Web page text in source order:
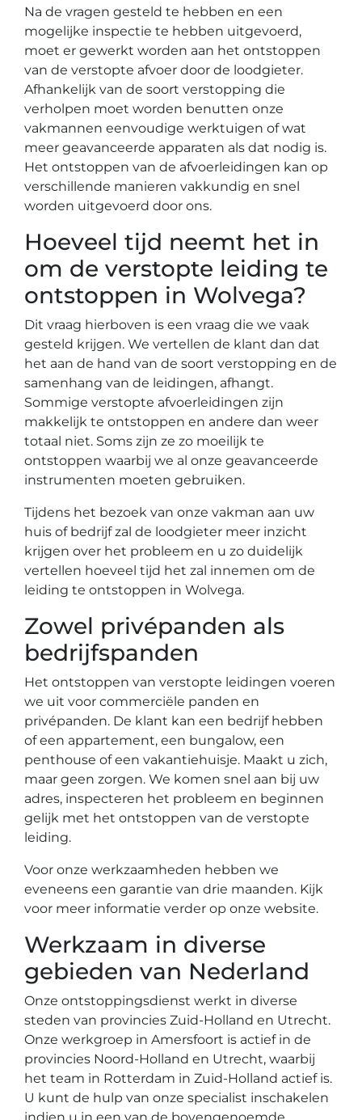
Na de vragen gesteld te hebben en een
mogelijke inspectie te hebben uitgevoerd,
moet er gewerkt worden aan het ontstoppen
van de verstopte afvoer door de loodgieter.
Afhankelijk van de soort verstopping die
verholpen moet worden benutten onze
vakmannen eenvoudige werktuigen of wat
meer geavanceerde apparaten als dat nodig is.
Het ontstoppen van de afvoerleidingen kan op
verschillende manieren vakkundig en snel
worden uitgevoerd door ons.
Hoeveel tijd neemt het in
om de verstopte leiding te
ontstoppen in Wolvega?
Dit vraag hierboven is een vraag die we vaak
gesteld krijgen. We vertellen de klant dan dat
het aan de hand van de soort verstopping en de
samenhang van de leidingen, afhangt.
Sommige verstopte afvoerleidingen zijn
makkelijk te ontstoppen en andere dan weer
totaal niet. Soms zijn ze zo moeilijk te
ontstoppen waarbij we al onze geavanceerde
instrumenten moeten gebruiken.
Tijdens het bezoek van onze vakman aan uw
huis of bedrijf zal de loodgieter meer inzicht
krijgen over het probleem en u zo duidelijk
vertellen hoeveel tijd het zal innemen om de
leiding te ontstoppen in Wolvega.
Zowel privépanden als
bedrijfspanden
Het ontstoppen van verstopte leidingen voeren
we uit voor commerciële panden en
privépanden. De klant kan een bedrijf hebben
of een appartement, een bungalow, een
penthouse of een vakantiehuisje. Maakt u zich,
maar geen zorgen. We komen snel aan bij uw
adres, inspecteren het probleem en beginnen
gelijk met het ontstoppen van de verstopte
leiding.
Voor onze werkzaamheden hebben we
eveneens een garantie van drie maanden. Kijk
voor meer informatie verder op onze website.
Werkzaam in diverse
gebieden van Nederland
Onze ontstoppingsdienst werkt in diverse
steden van provincies Zuid-Holland en Utrecht.
Onze werkgroep in Amersfoort is actief in de
provincies Noord-Holland en Utrecht, waarbij
het team in Rotterdam in Zuid-Holland actief is.
U kunt de hulp van onze specialist inschakelen